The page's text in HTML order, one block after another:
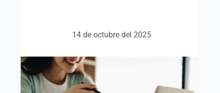
14 de octubre del 2025